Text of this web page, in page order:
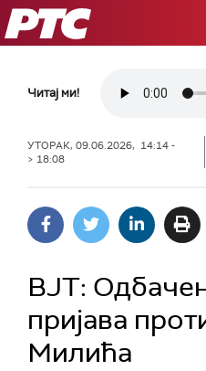
РТС
Читај ми!
УТОРАК, 09.06.2026, 14:14 -
> 18:08
ВЈТ:
пријава
Милића